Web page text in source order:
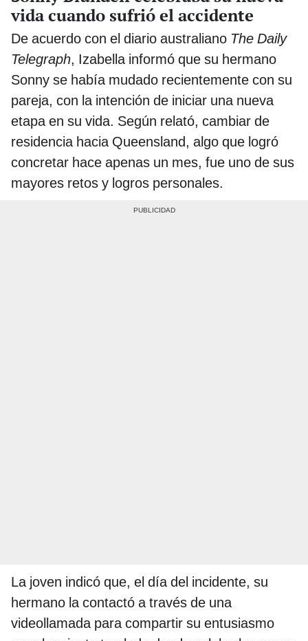
vida cuando sufrió el accidente
De acuerdo con el diario australiano The Daily
Telegraph, Izabella informó que su hermano
Sonny se había mudado recientemente con su
pareja, con la intención de iniciar una nueva
etapa en su vida. Según relató, cambiar de
residencia hacia Queensland, algo que logró
concretar hace apenas un mes, fue uno de sus
mayores retos y logros personales.
La joven indicó que, el día del incidente, su
hermano la contactó a través de una
videollamada para compartir su entusiasmo